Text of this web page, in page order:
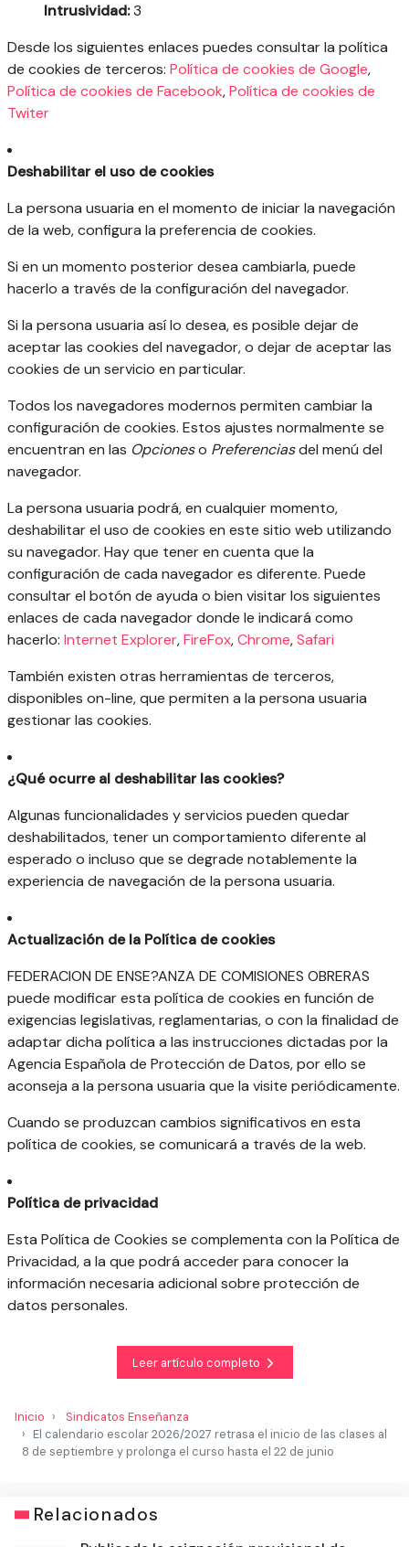
Intrusividad:3
Desde los siguientes enlaces puedes consultar la política
de cookies de terceros: Política de cookies de Google,
Política de cookies de Facebook,Política de cookies de
Twiter
Deshabilitar el uso de cookies
La persona usuaria en el momento de iniciar la navegación
de la web, configura la preferencia de cookies.
Si en un momento posterior desea cambiarla, puede
hacerlo a través de la configuración del navegador.
Si la persona usuaria así lo desea, es posible dejar de
aceptar las cookies del navegador, o dejar de aceptar las
cookies de un servicio en particular.
Todos los navegadores modernos permiten cambiar la
configuración de cookies. Estos ajustes normalmente se
encuentran en las Opcioneso Preferenciasdel menú del
navegador.
La persona usuaria podrá, en cualquier momento,
deshabilitar el uso de cookies en este sitio web utilizando
su navegador. Hay que tener en cuenta que la
configuración de cada navegador es diferente. Puede
consultar el botón de ayuda o bien visitar los siguientes
enlaces de cada navegador donde le indicará como
hacerlo: Internet Explorer,FireFox,Chrome,Safari
También existen otras herramientas de terceros,
disponibles on-line, que permiten a la persona usuaria
gestionar las cookies.
¿Qué ocurre al deshabilitar las cookies?
Algunas funcionalidades y servicios pueden quedar
deshabilitados, tener un comportamiento diferente al
esperado o incluso que se degrade notablemente la
experiencia de navegación de la persona usuaria.
Actualización de la Política de cookies
FEDERACION DE ENSE?ANZA DE COMISIONES OBRERAS
puede modificar esta política de cookies en función de
exigencias legislativas, reglamentarias, o con la finalidad de
adaptar dicha política a las instrucciones dictadas por la
Agencia Española de Protección de Datos, por ello se
aconseja a la persona usuaria que la visite periódicamente.
Cuando se produzcan cambios significativos en esta
política de cookies, se comunicará a través de la web.
Política de privacidad
Esta Política de Cookies se complementa con la Política de
Privacidad, a la que podrá acceder para conocer la
información necesaria adicional sobre protección de
datos personales.
Leer artículo completo
Inicio
Sindicatos Enseñanza
El calendario escolar 2026/2027 retrasa el inicio de las clases al
8 de septiembre y prolonga el curso hasta el 22 de junio
Relacionados